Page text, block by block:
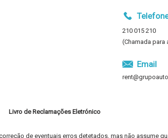
210 015 210
(Chamada para
Email
Livro de Reclamações Eletrónico
de eventuais erros detetados, mas não assume